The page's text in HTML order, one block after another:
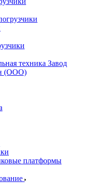
техника Завод
(ООО)
платформы